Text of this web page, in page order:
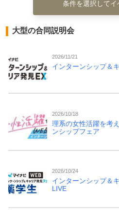
条件を選択してイ
大型の合同説明会
2026/11/21
インターンシップ＆
2026/10/18
理系の女性活躍を考
ンシップフェア
2026/10/24
インターンシップ＆
LIVE